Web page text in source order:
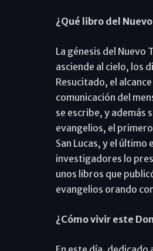
¿Qué libro del
La génesis del Nuevo
asciende al cielo, los
Resucitado, el
comunicación del
se escribe, y además
evangelios, el
San Lucas, y el último
investigadores lo
unos libros que
evangelios orando
¿Cómo vivir este